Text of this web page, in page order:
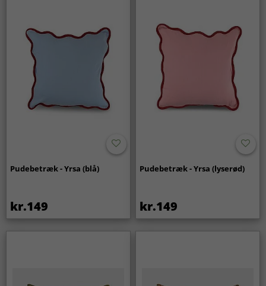
Pudebetræk - Yrsa (blå)
kr.149
Pudebetræk - Yrsa (lyserød)
kr.149